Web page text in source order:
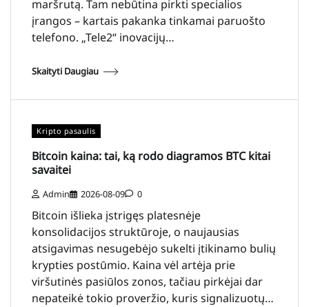
maršrutą. Tam nebūtina pirkti specialios
įrangos – kartais pakanka tinkamai paruošto
telefono. „Tele2“ inovacijų…
Skaityti Daugiau
Kripto pasaulis
Bitcoin kaina: tai, ką rodo diagramos BTC kitai
savaitei
Admin 2026-08-09 0
Bitcoin išlieka įstrigęs platesnėje
konsolidacijos struktūroje, o naujausias
atsigavimas nesugebėjo sukelti įtikinamo bulių
krypties postūmio. Kaina vėl artėja prie
viršutinės pasiūlos zonos, tačiau pirkėjai dar
nepateikė tokio proveržio, kuris signalizuotų…